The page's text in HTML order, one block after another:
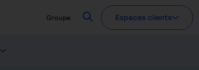
Groupe RecherchezEspaces clients